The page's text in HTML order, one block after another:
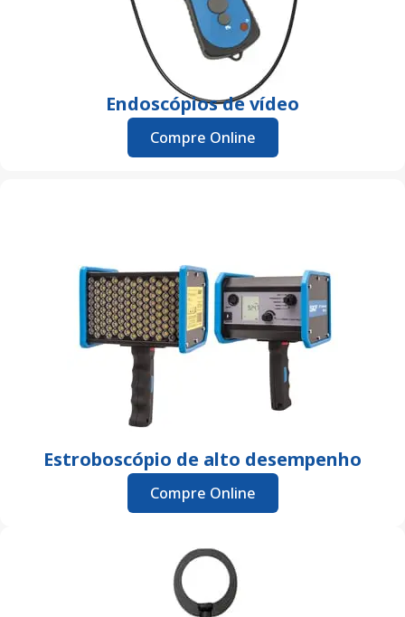
Endoscópios de vídeo
Compre Online
Estroboscópio de alto desempenho
Compre Online